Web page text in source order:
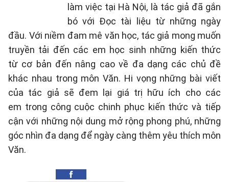
làm việc tại Hà Nội, là tác giả đã gắn
bó với Đọc tài liệu từ những ngày
đầu. Với niềm đam mê văn học, tác giả mong muốn
truyền tải đến các em học sinh những kiến thức
từ cơ bản đến nâng cao về đa dạng các chủ đề
khác nhau trong môn Văn. Hi vọng những bài viết
của tác giả sẽ đem lại giá trị hữu ích cho các
em trong công cuộc chinh phục kiến thức và tiếp
cận với những nội dung mở rộng phong phú, những
góc nhìn đa dạng để ngày càng thêm yêu thích môn
Văn.